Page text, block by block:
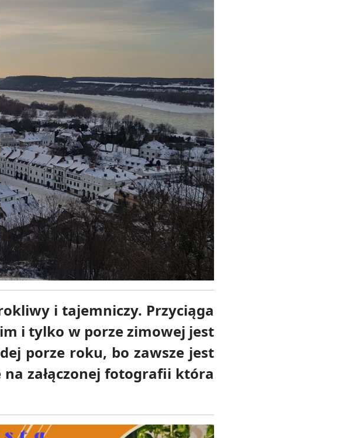
i tajemniczy. Przyciąga
i tylko w porze zimowej jest
porze roku, bo zawsze jest
załączonej fotografii która